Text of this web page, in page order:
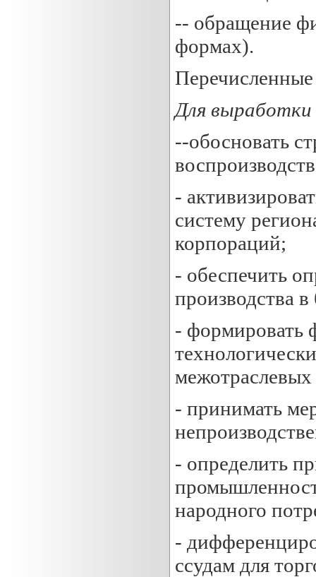
-- обращение
формах).
Для выработки
--обосновать
-
систему
корпораций;
- обеспечить
производства
- формировать
- принимать
- определить
народного
-
ссудам для